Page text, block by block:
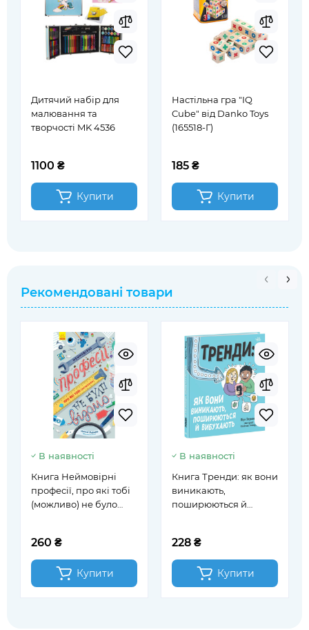
Дитячий набір для
малювання та
творчості MK 4536
1100 ₴
Купити
Настільна гра "IQ
Cube" від Danko Toys
(165518-Г)
185 ₴
Купити
Рекомендовані товари
В наявності
Книга Неймовірні
професії, про які тобі
(можливо) не було
260 ₴
Купити
В наявності
Книга Тренди: як вони
виникають,
поширюються й
228 ₴
Купити